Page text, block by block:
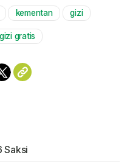
Mute
kementan gizi
gratis
Saksi